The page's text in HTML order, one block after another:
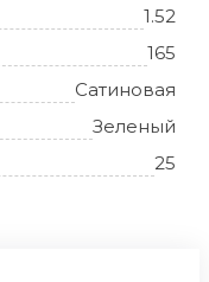
1.52
165
Сатиновая
Зеленый
25